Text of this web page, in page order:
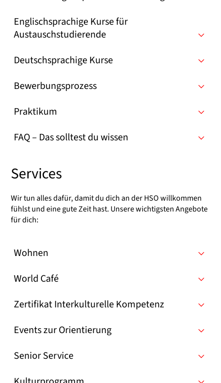
Englischsprachige Kurse für
Austauschstudierende
Deutschsprachige Kurse
Bewerbungsprozess
Praktikum
FAQ – Das solltest du wissen
Services
Wir tun alles dafür, damit du dich an der HSO willkommen
fühlst und eine gute Zeit hast. Unsere wichtigsten Angebote
für dich:
Wohnen
World Café
Zertifikat Interkulturelle Kompetenz
Events zur Orientierung
Senior Service